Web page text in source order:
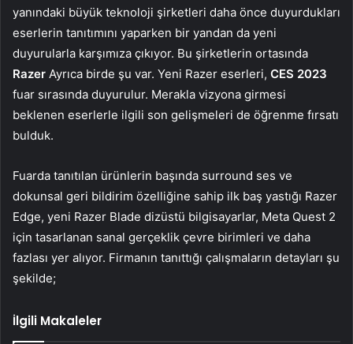
yanındaki büyük teknoloji şirketleri daha önce duyurdukları
eserlerin tanıtımını yaparken bir yandan da yeni
duyurularla karşımıza çıkıyor. Bu şirketlerin ortasında
Razer Ayrıca birde şu var. Yeni Razer eserleri, CES 2023
fuar sırasında duyurulur. Merakla vizyona girmesi
beklenen eserlerle ilgili son gelişmeleri de öğrenme fırsatı
bulduk.
Fuarda tanıtılan ürünlerin başında surround ses ve
dokunsal geri bildirim özelliğine sahip ilk baş yastığı Razer
Edge, yeni Razer Blade dizüstü bilgisayarlar, Meta Quest 2
için tasarlanan sanal gerçeklik çevre birimleri ve daha
fazlası yer alıyor. Firmanın tanıttığı çalışmaların detayları şu
şekilde;
İlgili Makaleler